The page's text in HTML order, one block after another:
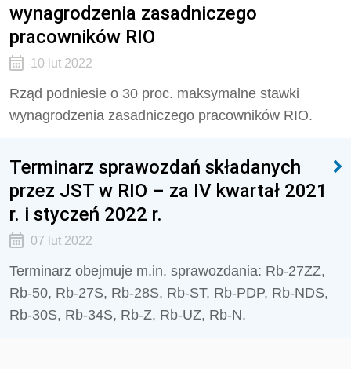
wynagrodzenia zasadniczego
pracowników RIO
10 lut 2022
Rząd podniesie o 30 proc. maksymalne stawki
wynagrodzenia zasadniczego pracowników RIO.
Terminarz sprawozdań składanych
przez JST w RIO – za IV kwartał 2021
r. i styczeń 2022 r.
07 lut 2022
Terminarz obejmuje m.in. sprawozdania: Rb-27ZZ,
Rb-50, Rb-27S, Rb-28S, Rb-ST, Rb-PDP, Rb-NDS,
Rb-30S, Rb-34S, Rb-Z, Rb-UZ, Rb-N.